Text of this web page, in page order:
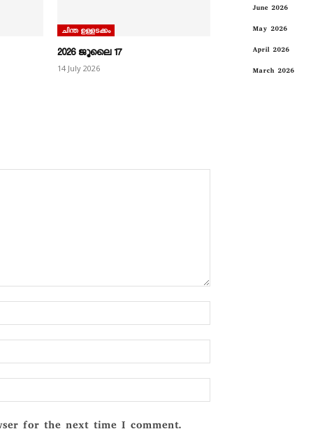
ചിന്ത ഉള്ളടക്കം
2026 ജൂലൈ 17
14 July 2026
for the next time I comment.
June 2026
May 2026
April 2026
March 2026